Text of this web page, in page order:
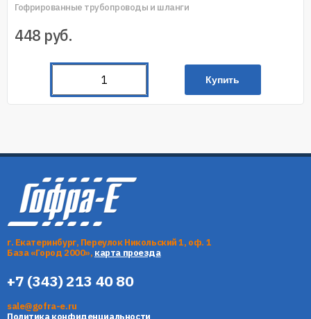
Гофрированные трубопроводы и шланги
448 руб.
Купить
г. Екатеринбург, Переулок Никольский 1, оф. 1
База «Город 2000», карта проезда
+7 (343) 213 40 80
sale@gofra-e.ru
Политика конфиденциальности